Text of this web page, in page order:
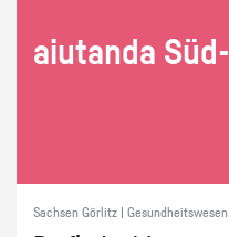
ai­utan­da
Sachsen Görlitz | Gesundheitswesen